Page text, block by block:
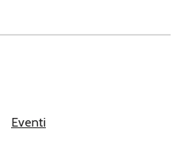
Eventi